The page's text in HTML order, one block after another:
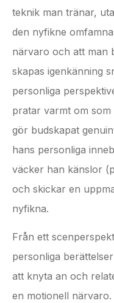
teknik man tränar,
den nyfikne
närvaro och att man
skapas igenkänning
personliga
pratar varmt om
gör budskapat
hans personliga
väcker han känslor
och skickar en
nyfikna.
Från ett
personliga
att knyta an och
en motionell